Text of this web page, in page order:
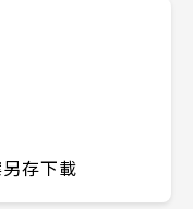
存下載